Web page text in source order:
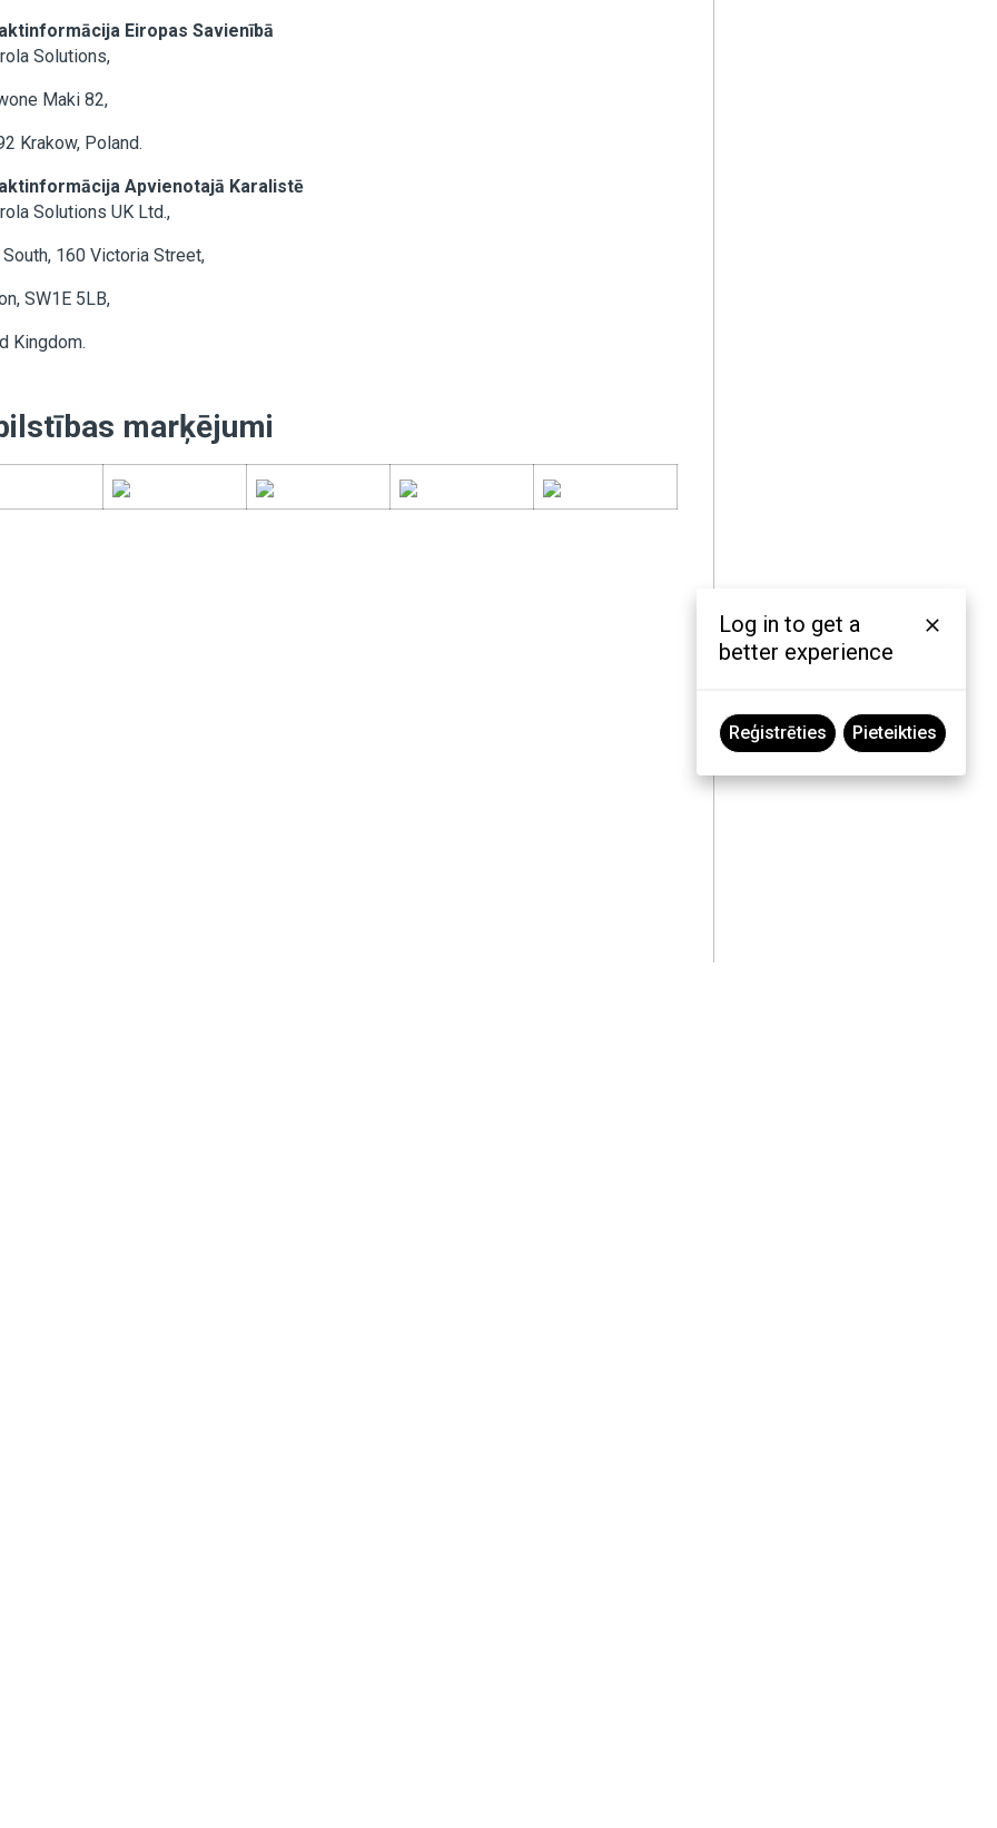
Eiropas Savienībā
Solutions,
Maki 82,
Krakow, Poland.
Apvienotajā Karalistē
Solutions UK Ltd.,
South, 160 Victoria Street,
SW1E 5LB,
Kingdom.
marķējumi
Log in to get a
better experience
Reģistrēties Pieteikties